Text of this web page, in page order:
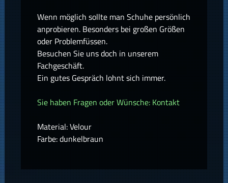
Wenn möglich sollte man Schuhe persönlich
anprobieren. Besonders bei großen Größen
oder Problemfüssen.
Besuchen Sie uns doch in unserem
Fachgeschäft.
Ein gutes Gespräch lohnt sich immer.
Sie haben Fragen oder Wünsche: Kontakt
Material: Velour
Farbe: dunkelbraun